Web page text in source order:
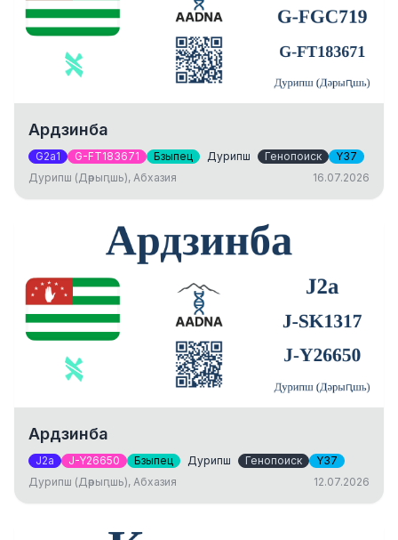
Ардзинба
G2a1 G-FT183671 Бзыпец Дурипш Генопоиск
Y37
Дурипш (Дәрыԥшь), Абхазия
16.07.2026
Ардзинба
J2a J-Y26650 Бзыпец Дурипш Генопоиск
Y37
Дурипш (Дәрыԥшь), Абхазия
12.07.2026